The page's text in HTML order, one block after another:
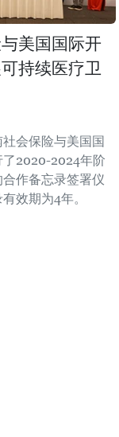
美国国际开
持续医疗卫
会保险与美国国
了2020-2024年阶
作备忘录签署仪
效期为4年。